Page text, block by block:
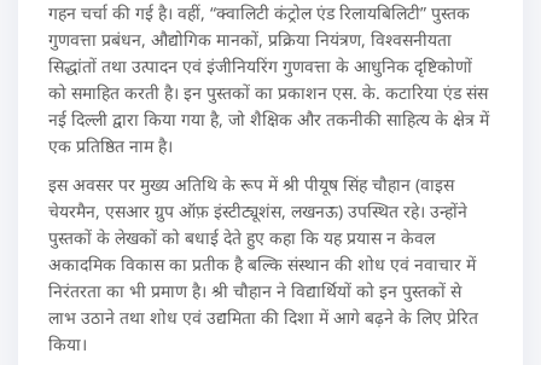
गहन चर्चा की गई है। वहीं, “क्वालिटी कंट्रोल एंड रिलायबिलिटी” पुस्तक
गुणवत्ता प्रबंधन, औद्योगिक मानकों, प्रक्रिया नियंत्रण, विश्वसनीयता
सिद्धांतों तथा उत्पादन एवं इंजीनियरिंग गुणवत्ता के आधुनिक दृष्टिकोणों
को समाहित करती है। इन पुस्तकों का प्रकाशन एस. के. कटारिया एंड संस
नई दिल्ली द्वारा किया गया है, जो शैक्षिक और तकनीकी साहित्य के क्षेत्र में
एक प्रतिष्ठित नाम है।
इस अवसर पर मुख्य अतिथि के रूप में श्री पीयूष सिंह चौहान (वाइस
चेयरमैन, एसआर ग्रुप ऑफ़ इंस्टीट्यूशंस, लखनऊ) उपस्थित रहे। उन्होंने
पुस्तकों के लेखकों को बधाई देते हुए कहा कि यह प्रयास न केवल
अकादमिक विकास का प्रतीक है बल्कि संस्थान की शोध एवं नवाचार में
निरंतरता का भी प्रमाण है। श्री चौहान ने विद्यार्थियों को इन पुस्तकों से
लाभ उठाने तथा शोध एवं उद्यमिता की दिशा में आगे बढ़ने के लिए प्रेरित
किया।